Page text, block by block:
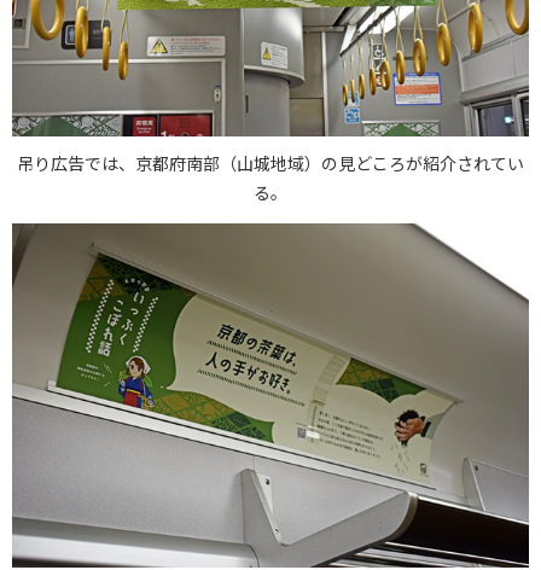
吊り広告では、京都府南部（山城地域）の見どころが紹介されてい
る。